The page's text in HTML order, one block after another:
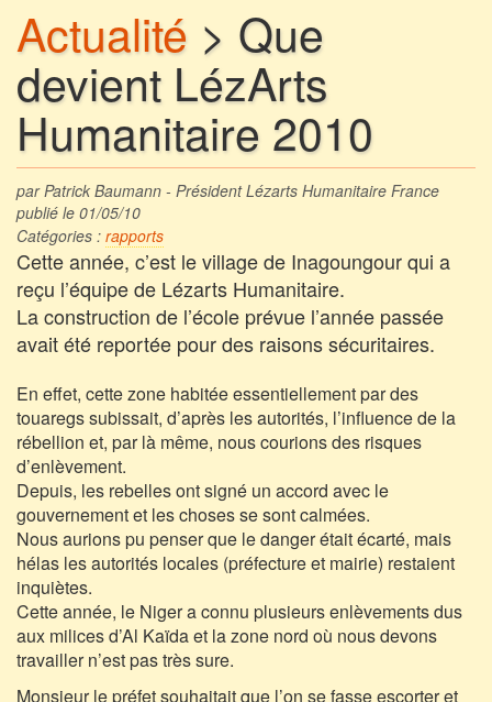
Actualité > Que
devient LézArts
Humanitaire 2010
par Patrick Baumann - Président Lézarts Humanitaire France
publié le 01/05/10
Catégories : rapports
Cette année, c’est le village de Inagoungour qui a
reçu l’équipe de Lézarts Humanitaire.
La construction de l’école prévue l’année passée
avait été reportée pour des raisons sécuritaires.
En effet, cette zone habitée essentiellement par des
touaregs subissait, d’après les autorités, l’influence de la
rébellion et, par là même, nous courions des risques
d’enlèvement.
Depuis, les rebelles ont signé un accord avec le
gouvernement et les choses se sont calmées.
Nous aurions pu penser que le danger était écarté, mais
hélas les autorités locales (préfecture et mairie) restaient
inquiètes.
Cette année, le Niger a connu plusieurs enlèvements dus
aux milices d’Al Kaïda et la zone nord où nous devons
travailler n’est pas très sure.
Monsieur le préfet souhaitait que l’on se fasse escorter et